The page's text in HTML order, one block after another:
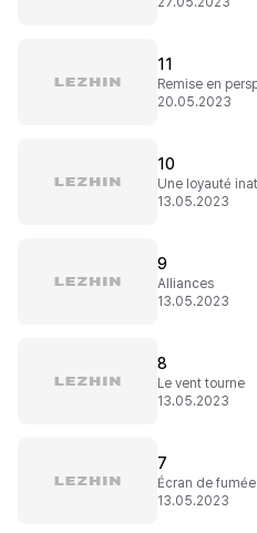
11
20.05.2023
10
13.05.2023
9
Alliances
13.05.2023
8
Le vent tourne
13.05.2023
7
Écran de fumée
13.05.2023